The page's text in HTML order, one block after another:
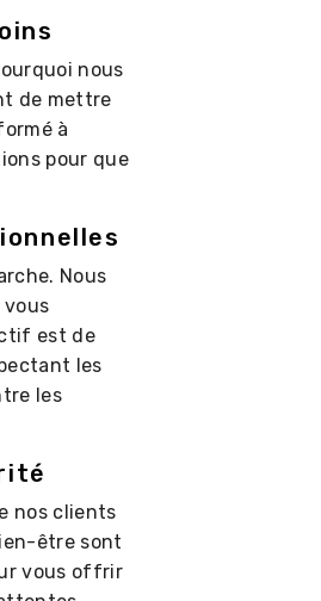
nous
de mettre
à
pour que
Nous
est de
les
les
nos clients
être sont
vous offrir